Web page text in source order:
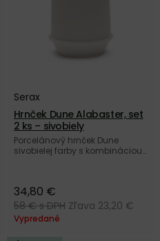
Serax
Hrnček Dune Alabaster, set
2 ks – sivobiely
Porcelánový hrnček Dune
sivobielej farby s kombináciou
34,80 €
58 €s DPH Zľava 23,20 €
Vypredané